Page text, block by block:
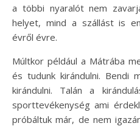
a többi nyaralót nem
helyet, mind a szállást is
évről évre.
Múltkor például a Mátrába
és tudunk kirándulni. Bendi
kirándulni. Talán a
sporttevékenység ami
próbáltuk már, de nem